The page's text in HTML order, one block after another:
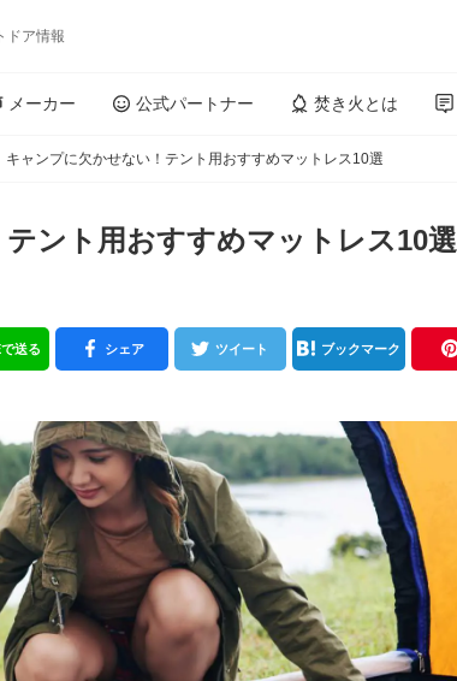
ドア情報
メーカー 公式パートナー 焚き火とは
キャンプに欠かせない！テント用おすすめマットレス10選
ント用おすすめマットレス10選
送る シェア ツイート ブックマーク